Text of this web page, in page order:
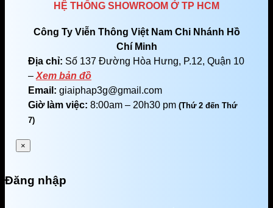
HỆ THỐNG SHOWROOM Ở TP HCM
Công Ty Viễn Thông Việt Nam Chi Nhánh Hồ
Chí Minh
Địa chỉ: Số 137 Đường Hòa Hưng, P.12, Quận 10
– Xem bản đồ
Email: giaiphap3g@gmail.com
Giờ làm việc: 8:00am – 20h30 pm (Thứ 2 đến Thứ
7)
×
Đăng nhập